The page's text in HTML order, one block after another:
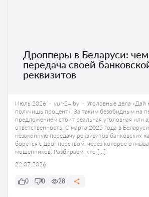
Дропперы в Беларуси: чем
передача своей
реквизитов
Июль 2026 · yur-24.by · Уголовные дела «Дай
получишь процент». За таким безобидным на
предложением стоит реальная уголовная или
ответственность. С марта 2025 года в
незаконную передачу реквизитов банковских
борется с дропперством, через которое
мошенников. Разбираем, кто […]
22.07.2026
0 0 28